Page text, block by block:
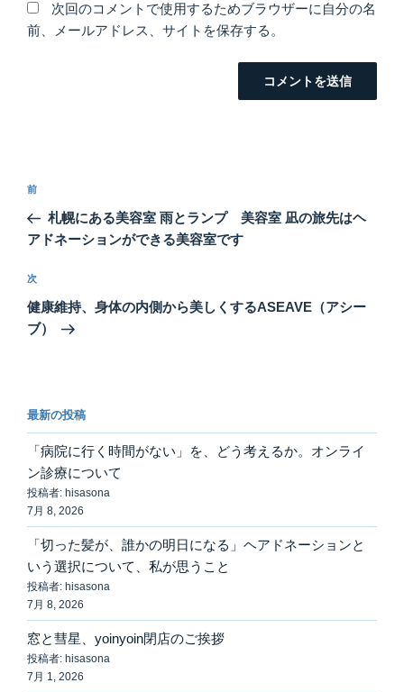
次回のコメントで使用するためブラウザーに自分の名
前、メールアドレス、サイトを保存する。
投
ナ
ゲ
ー
シ
前
の
投
前
札幌にある美容室 雨とランプ 美容室 凪の旅先はヘ
アドネーションができる美容室です
次
の
投
次
健康維持、身体の内側から美しくするASEAVE（アシー
ブ）
最新の投稿
「病院に行く時間がない」を、どう考えるか。オンライ
ン診療について
投稿者: hisasona
7月 8, 2026
「切った髪が、誰かの明日になる」ヘアドネーションと
いう選択について、私が思うこと
投稿者: hisasona
7月 8, 2026
窓と彗星、yoinyoin閉店のご挨拶
投稿者: hisasona
7月 1, 2026